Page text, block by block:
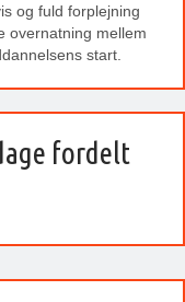
og fuld forplejning
overnatning mellem
start.
fordelt